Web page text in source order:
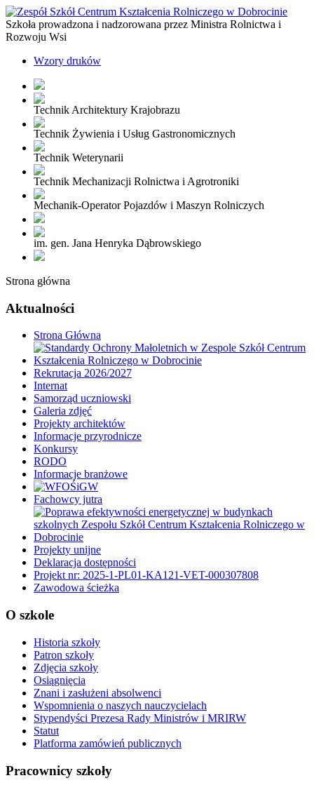
Szkoła prowadzona i nadzorowana przez Ministra Rolnictwa i
Rozwoju Wsi
Wzory druków
Technik Architektury Krajobrazu
Technik Żywienia i Usług Gastronomicznych
Technik Weterynarii
Technik Mechanizacji Rolnictwa i Agrotroniki
Mechanik-Operator Pojazdów i Maszyn Rolniczych
im. gen. Jana Henryka Dąbrowskiego
Strona główna
Aktualności
Strona Główna
Rekrutacja 2026/2027
Internat
Samorząd uczniowski
Galeria zdjęć
Projekty architektów
Informacje przyrodnicze
Konkursy
RODO
Informacje branżowe
Fachowcy jutra
Projekty unijne
Deklaracja dostępności
Projekt nr: 2025-1-PL01-KA121-VET-000307808
Zawodowa ścieżka
O szkole
Historia szkoły
Patron szkoły
Zdjęcia szkoły
Osiągnięcia
Znani i zasłużeni absolwenci
Wspomnienia o naszych nauczycielach
Stypendyści Prezesa Rady Ministrów i MRIRW
Statut
Platforma zamówień publicznych
Pracownicy szkoły